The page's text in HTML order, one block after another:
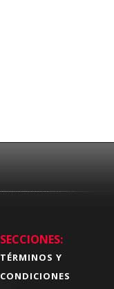
SECCIONES:
TÉRMINOS Y
CONDICIONES